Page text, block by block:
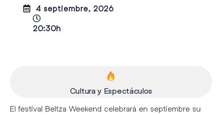
4 septiembre, 2026
20:30h
Cultura y Espectáculos
El festival Beltza Weekend celebrará en septiembre su